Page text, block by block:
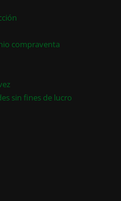
compraventa
sin fines de lucro